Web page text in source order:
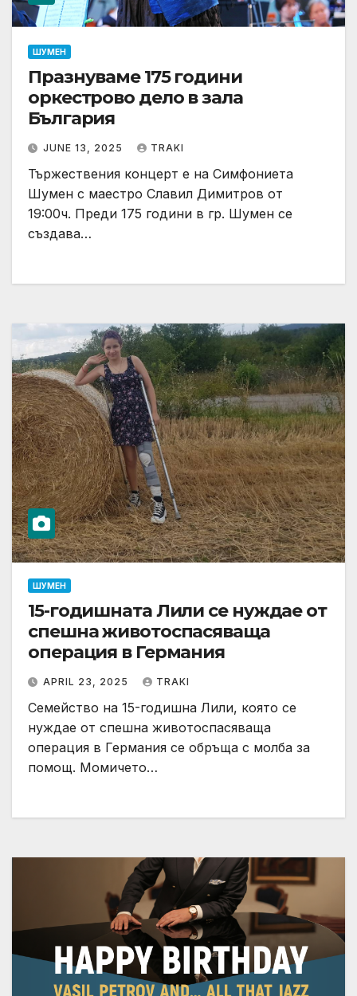
ШУМЕН
Празнуваме 175 години
оркестрово дело в зала
България
JUNE 13, 2025 TRAKI
Тържествения концерт е на Симфониета
Шумен с маестро Славил Димитров от
19:00ч. Преди 175 години в гр. Шумен се
създава…
ШУМЕН
15-годишнaта Лили се нуждае от
спешна животоспасяваща
операция в Германия
APRIL 23, 2025 TRAKI
Семейство на 15-годишна Лили, която се
нуждае от спешна животоспасяваща
операция в Германия се обръща с молба за
помощ. Момичето…